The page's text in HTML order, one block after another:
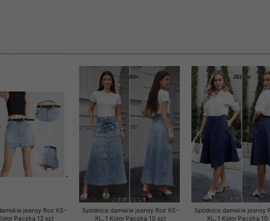
jeansy Roz XS-
Paczka 12 szt
Spódnice damskie jeansy Roz XS-
XL, 1 Kolor Paczka 10 szt
Spódnice damskie jeansy
XL, 1 Kolor Paczka 10
na przetwarzanie przez OMEZ
. Pamiętaj, że wycofanie zgody nie
sprostowania oraz usunięcia
zautomatyzowanemu
wobec przetwarzania Twoich
ich danych osobowych.